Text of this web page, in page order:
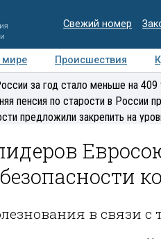
Свежий номер
мире Происшествия
Медиацентр Интервью
за год стало меньше на 409
пенсия по старости в России
предложили закрепить на
в связи